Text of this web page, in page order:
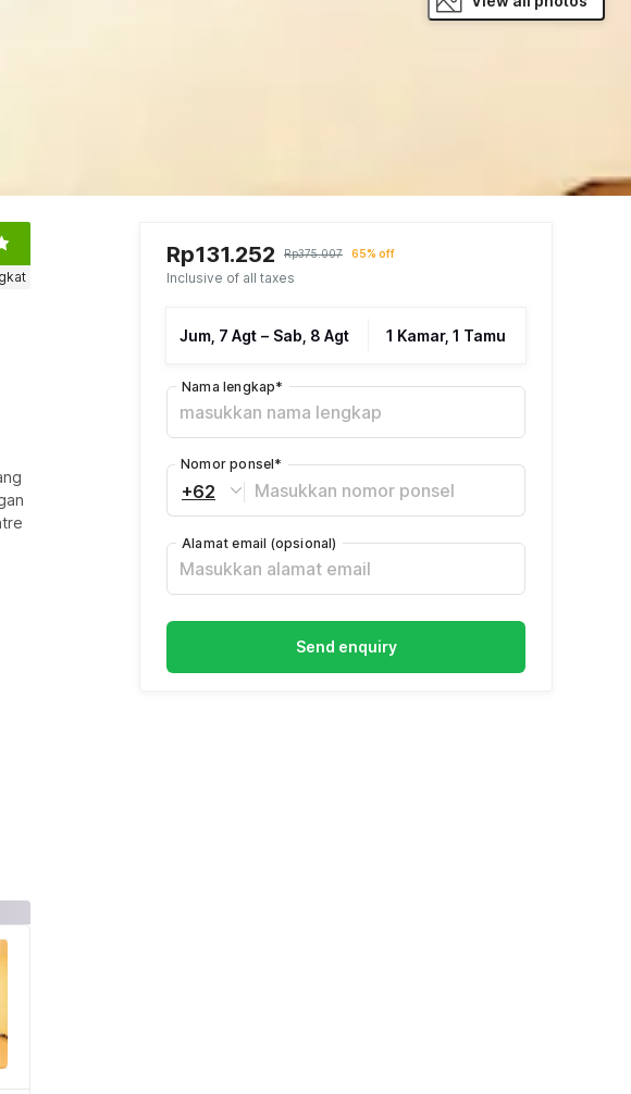
Rp131.252 Rp375.007 65% off
Inclusive of all taxes
Jum, 7 Agt – Sab, 8 Agt 1 Kamar, 1 Tamu
Nama lengkap*
+62
Nomor ponsel*
Alamat email (opsional)
Send enquiry